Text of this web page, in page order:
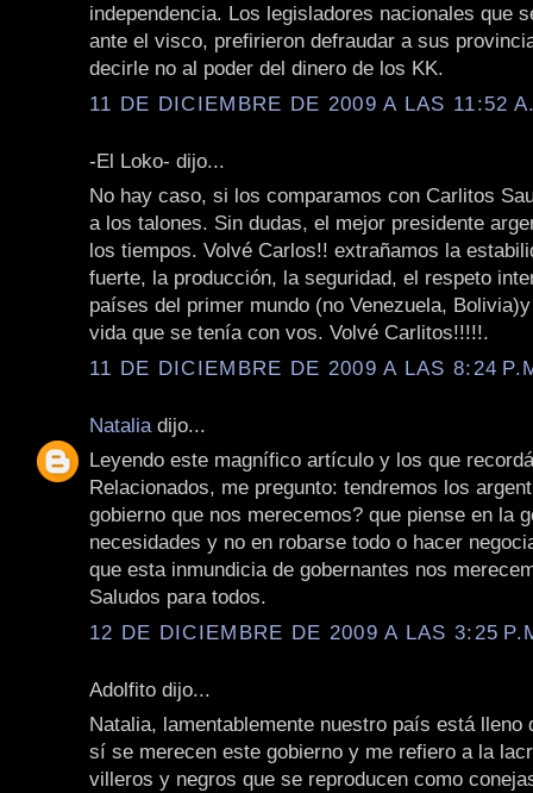
independencia. Los legisladores nacionales que
ante el visco, prefirieron defraudar a sus
decirle no al poder del dinero de los KK.
11 DE DICIEMBRE DE 2009 A LAS 11:52
-El Loko- dijo...
No hay caso, si los comparamos con Carlitos
a los talones. Sin dudas, el mejor presidente
los tiempos. Volvé Carlos!! extrañamos la
fuerte, la producción, la seguridad, el respeto
países del primer mundo (no Venezuela,
vida que se tenía con vos. Volvé Carlitos!!!!!.
11 DE DICIEMBRE DE 2009 A LAS 8:24
Natalia dijo...
Leyendo este magnífico artículo y los que
Relacionados, me pregunto: tendremos los
gobierno que nos merecemos? que piense en la
necesidades y no en robarse todo o hacer
que esta inmundicia de gobernantes nos
Saludos para todos.
12 DE DICIEMBRE DE 2009 A LAS 3:25
Adolfito dijo...
Natalia, lamentablemente nuestro país está lleno
sí se merecen este gobierno y me refiero a la
villeros y negros que se reproducen como